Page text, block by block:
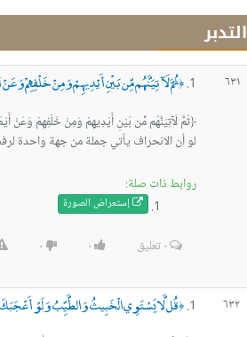
التدبر
٦٣١ ﴿ثُمَّ لَآتِيَنَّهُم مِّن بَيْنِ أَيْدِيهِمْ وَمِنْ خَلْفِهِمْ
‏لو أن الانحراف يأتي جملة من جهة واحدة
روابط ذات صلة:
إستعراض الصورة
٠تعليق ٠ ٠
٦٣٢ ﴿قُل لَّا يَسْتَوِي الْخَبِيثُ وَالطَّيِّبُ وَلَوْ أَعْجَبَكَ